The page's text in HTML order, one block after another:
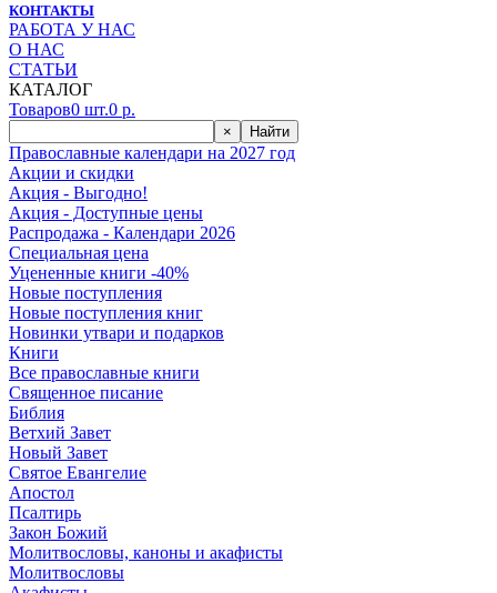
КОНТАКТЫ
РАБОТА У НАС
О НАС
СТАТЬИ
КАТАЛОГ
Товаров0 шт.0 р.
× Найти
Православные календари на 2027 год
Акции и скидки
Акция - Выгодно!
Акция - Доступные цены
Распродажа - Календари 2026
Специальная цена
Уцененные книги -40%
Новые поступления
Новые поступления книг
Новинки утвари и подарков
Книги
Все православные книги
Священное писание
Библия
Ветхий Завет
Новый Завет
Святое Евангелие
Апостол
Псалтирь
Закон Божий
Молитвословы, каноны и акафисты
Молитвословы